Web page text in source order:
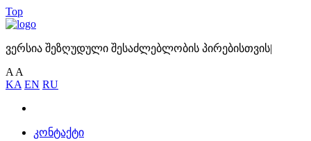
Top
ვერსია შეზღუდული შესაძლებლობის პირებისთვის|
A A
KA EN RU
კონტაქტი